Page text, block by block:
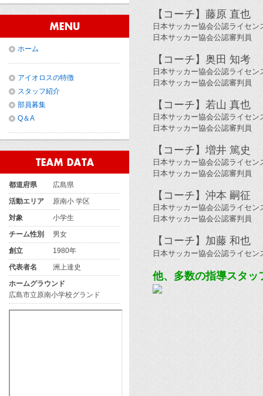
【コーチ】 藤原 直也
日本サッカー協会公認ライセン
日本サッカー協会公認審判員
【コーチ】奥田 知考
日本サッカー協会公認ライセン
日本サッカー協会公認審判員
【コーチ】若山 真也
日本サッカー協会公認ライセン
日本サッカー協会公認審判員
【コーチ】増井 篤史
日本サッカー協会公認ライセン
日本サッカー協会公認審判員
【コーチ】沖本 嗣征
日本サッカー協会公認ライセン
日本サッカー協会公認審判員
【 コーチ】 加藤 和也
日本サッカー協会公認ライセン
他、多数の指導スタッ
ホーム
アイオロスの特徴
スタッフ紹介
部員募集
Q＆A
都道府県
広島県
活動エリア
原南小 学区
対象
小学生
チーム性別
男女
創立
1980年
代表者名
洲上達史
ホームグラウンド
広島市立原南小学校グランド